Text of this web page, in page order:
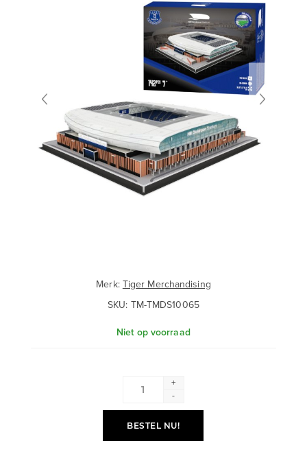
Merk: Tiger Merchandising
SKU: TM-TMDS10065
Niet op voorraad
+
-
BESTEL NU!